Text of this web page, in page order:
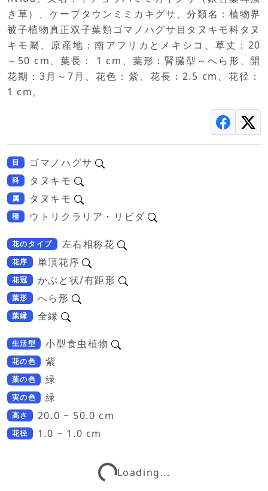
き草）、ケープタウンミミカキグサ、分類名：植物界
被子植物真正双子葉類ゴマノハグサ目タヌキモ科タヌ
キモ屬、原産地：南アフリカとメキシコ、草丈：20
～50 cm、葉長： 1 cm、葉形：腎臓型～へら形、開
花期：3月～7月、花色：紫、花長：2.5 cm、花径：
1 cm。
目 ゴマノハグサ
科 タヌキモ
属 タヌキモ
種 ウトリクラリア・リビダ
花のタイプ 左右相称花
花序 単頂花序
花冠 かぶと状/有距形
葉形 へら形
葉縁 全縁
生活型 小型食虫植物
花の色 紫
葉の色 緑
実の色 緑
高さ 20.0 ~ 50.0 cm
花径 1.0 ~ 1.0 cmLoading...Loading...